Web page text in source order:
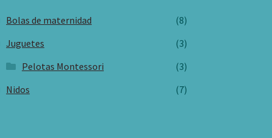
Bolas de maternidad
(8)
Juguetes
(3)
Pelotas Montessori
(3)
Nidos
(7)